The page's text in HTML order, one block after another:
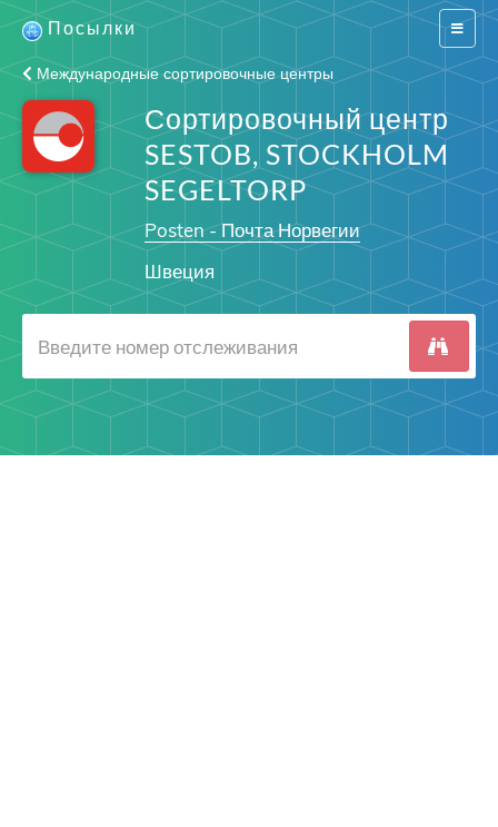
Switch
Посылки
Международные сортировочные центры
Сортировочный центр
SESTOB, STOCKHOLM
SEGELTORP
Posten - Почта Норвегии
Швеция